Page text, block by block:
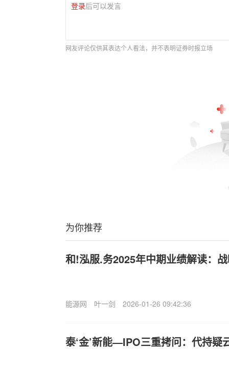
登录后可以发言
网友评论仅供其表达个人看法，并不表明证券时报立场
为你推荐
和!泓服.务2025年中期业绩解读：
能源网 叶一剑 2026-01-26 09:42:36
泰‘金’新能—IPO三重拷问：代持疑